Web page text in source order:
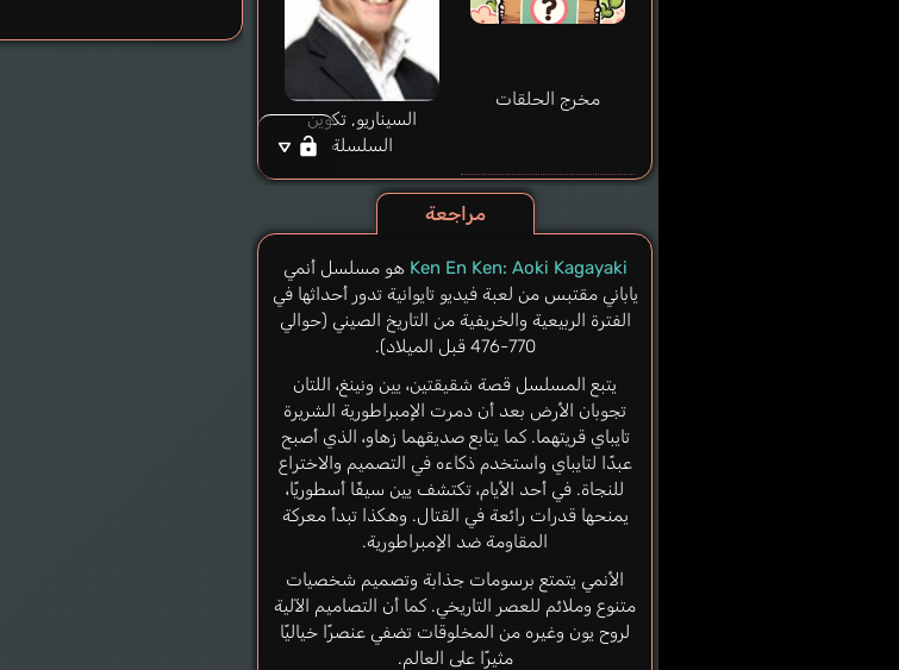
مخرج الحلقات
السيناريو, تكوين
السلسلة
مراجعة
Ken En Ken: Aoki Kagayaki هو مسلسل أنمي
ياباني مقتبس من لعبة فيديو تايوانية تدور أحداثها في
الفترة الربيعية والخريفية من التاريخ الصيني (حوالي
770-476 قبل الميلاد).
يتبع المسلسل قصة شقيقتين، يين ونينغ، اللتان
تجوبان الأرض بعد أن دمرت الإمبراطورية الشريرة
تايباي قريتهما. كما يتابع صديقهما زهاو، الذي أصبح
عبدًا لتايباي واستخدم ذكاءه في التصميم والاختراع
للنجاة. في أحد الأيام، تكتشف يين سيفًا أسطوريًا،
يمنحها قدرات رائعة في القتال. وهكذا تبدأ معركة
المقاومة ضد الإمبراطورية.
الأنمي يتمتع برسومات جذابة وتصميم شخصيات
متنوع وملائم للعصر التاريخي. كما أن التصاميم الآلية
لروح يون وغيره من المخلوقات تضفي عنصرًا خياليًا
مثيرًا على العالم.